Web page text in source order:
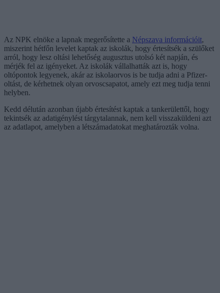
Az NPK elnöke a lapnak megerősítette a Népszava információit,
miszerint hétfőn levelet kaptak az iskolák, hogy értesítsék a szülőket
arról, hogy lesz oltási lehetőség augusztus utolsó két napján, és
mérjék fel az igényeket. Az iskolák vállalhatták azt is, hogy
oltópontok legyenek, akár az iskolaorvos is be tudja adni a Pfizer-
oltást, de kérhetnek olyan orvoscsapatot, amely ezt meg tudja tenni
helyben.
Kedd délután azonban újabb értesítést kaptak a tankerülettől, hogy
tekintsék az adatigénylést tárgytalannak, nem kell visszaküldeni azt
az adatlapot, amelyben a létszámadatokat meghatározták volna.